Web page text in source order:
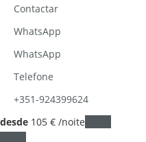
Contactar
WhatsApp
WhatsApp
Telefone
+351-924399624
desde 105 € /noite